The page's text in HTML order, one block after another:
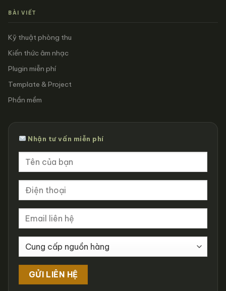
BÀI VIẾT
Kỹ thuật phòng thu
Kiến thức âm nhạc
Plugin miễn phí
Template & Project
Phần mềm
Nhận tư vấn miễn phí